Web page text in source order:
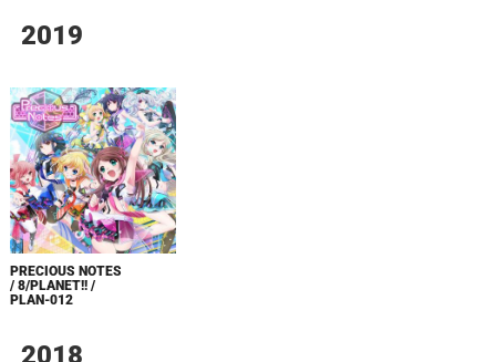
2019
PRECIOUS NOTES
/ 8/PLANET!! /
PLAN-012
2018